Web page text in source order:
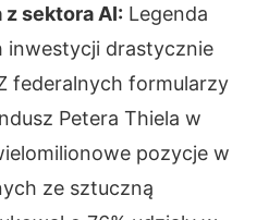
z sektora AI: Legenda
inwestycji drastycznie
federalnych formularzy
Petera Thiela w
pozycje w
ze sztuczną